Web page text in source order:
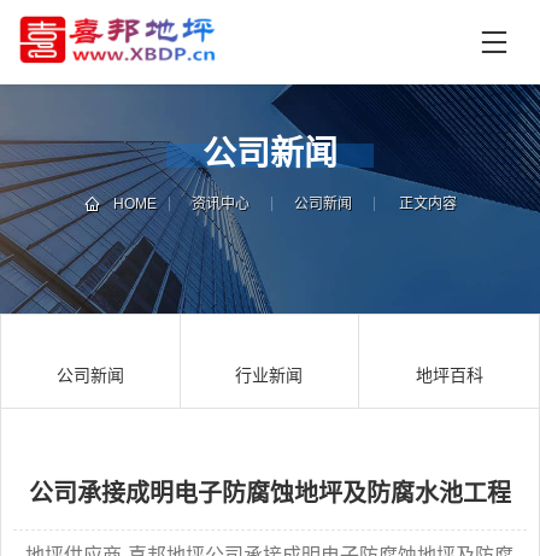
页
中
心
技
术
支
持
资
讯
中
例
们
询
公司新闻
HOME 资讯中心 公司新闻 正文内容
公司新闻 行业新闻 地坪百科
公司承接成明电子防腐蚀地坪及防腐水池工程